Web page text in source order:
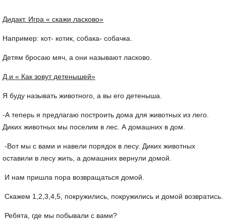
Дидакт. Игра « скажи ласково»
Например: кот- котик, собака- собачка.
Детям бросаю мяч, а они называют ласково.
Д.и « Как зовут детенышей»
Я буду называть животного, а вы его детеныша.
-А теперь я предлагаю построить дома для животных из лего.
Диких животных мы поселим в лес. А домашних в дом.
-Вот мы с вами и навели порядок в лесу. Диких животных
оставили в лесу жить, а домашних вернули домой.
И нам пришла пора возвращаться домой.
Скажем 1,2,3,4,5, покружились, покружились и домой возвратись.
Ребята, где мы побывали с вами?